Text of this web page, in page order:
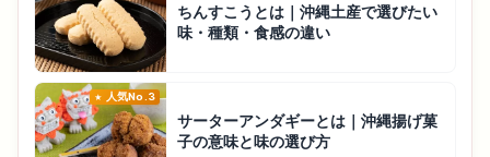
ちんすこうとは｜沖縄土産で選びたい
味・種類・食感の違い
人気No.3
サーターアンダギーとは｜沖縄揚げ菓
子の意味と味の選び方